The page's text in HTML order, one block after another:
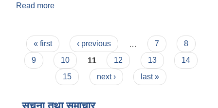
Read more
Pages
« first ‹ previous 7
8
9
10 11 12 13
14
15
next › last »